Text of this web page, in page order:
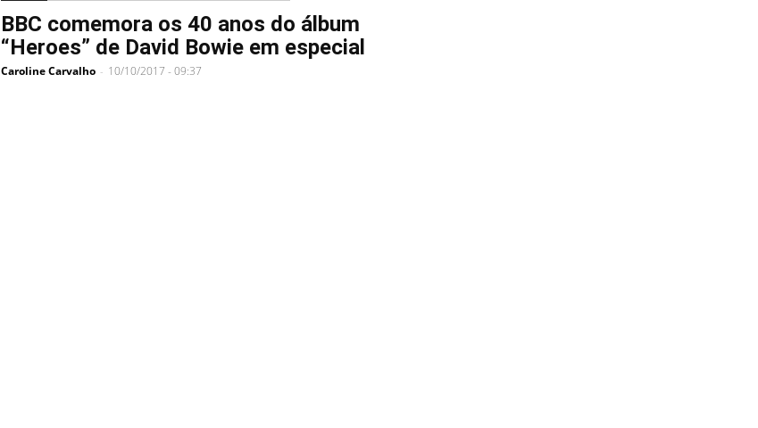
BBC comemora os 40 anos do álbum
“Heroes” de David Bowie em especial
Caroline Carvalho - 10/10/2017 - 09:37